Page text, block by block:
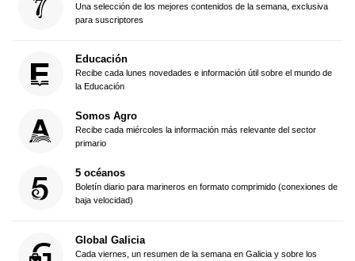
Una selección de los mejores contenidos de la semana, exclusiva
para suscriptores
Educación
Recibe cada lunes novedades e información útil sobre el mundo de
la Educación
Somos Agro
Recibe cada miércoles la información más relevante del sector
primario
5 océanos
Boletín diario para marineros en formato comprimido (conexiones de
baja velocidad)
Global Galicia
Cada viernes, un resumen de la semana en Galicia y sobre los